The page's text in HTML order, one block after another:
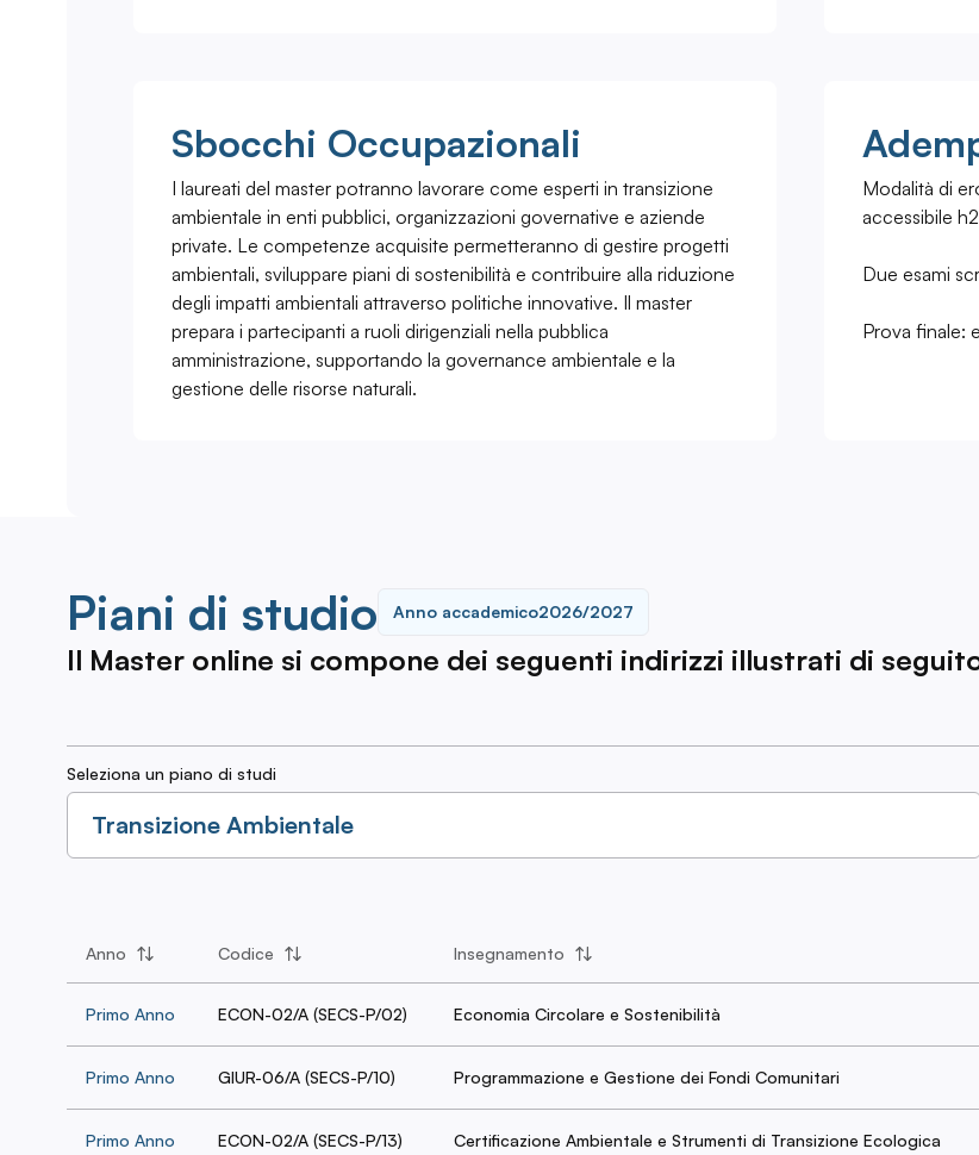
Sbocchi Occupazionali
I laureati del master potranno lavorare come esperti in transizione
ambientale in enti pubblici, organizzazioni governative e aziende
private. Le competenze acquisite permetteranno di gestire progetti
ambientali, sviluppare piani di sostenibilità e contribuire alla riduzione
degli impatti ambientali attraverso politiche innovative. Il master
prepara i partecipanti a ruoli dirigenziali nella pubblica
amministrazione, supportando la governance ambientale e la
gestione delle risorse naturali.
Modalità di
accessibile
Due esami
Prova finale:
Piani di studio Anno accademico2026/2027
Il Master online si compone dei seguenti indirizzi illustrati di
Seleziona un piano di studi
Transizione Ambientale
Anno Codice Insegnamento
Primo Anno ECON-02/A (SECS-P/02) Economia Circolare e Sostenibilità
Primo Anno GIUR-06/A (SECS-P/10) Programmazione e Gestione dei Fondi Comunitari
Primo Anno ECON-02/A (SECS-P/13) Certificazione Ambientale e Strumenti di Transizione Ecologica